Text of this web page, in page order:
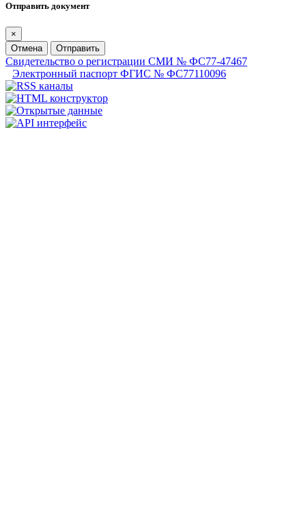
Отправить документ
×
Отмена
Отправить
Свидетельство о регистрации СМИ № ФС77-47467
Электронный паспорт ФГИС № ФС77110096